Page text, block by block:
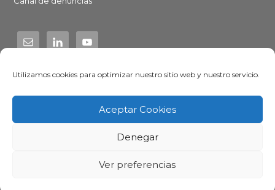
Utilizamos cookies para optimizar nuestro sitio web y nuestro servicio.
Aceptar Cookies
Denegar
Ver preferencias